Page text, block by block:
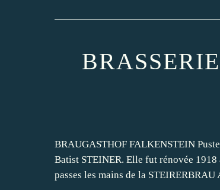
BRAUGASTHOF FALKENSTEIN
Batist STEINER. Elle fut rénovée 1918
passes les mains de la